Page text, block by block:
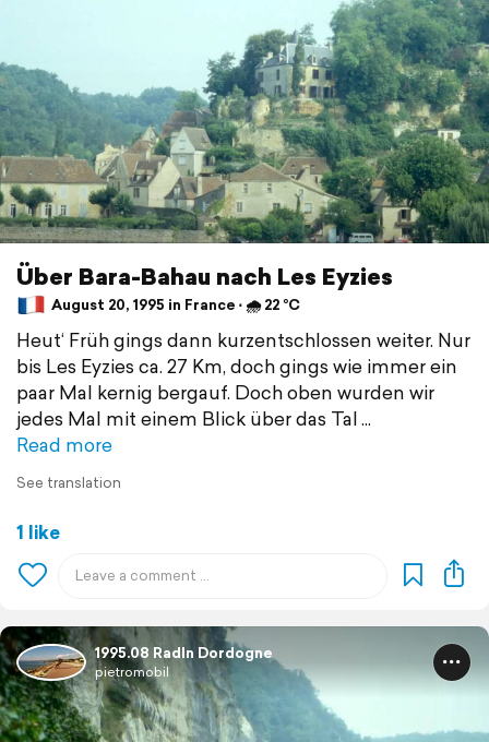
Über Bara-Bahau nach Les Eyzies
August 20, 1995 in France ⋅ 🌧 22 °C
Heut‘ Früh gings dann kurzentschlossen weiter. Nur
bis Les Eyzies ca. 27 Km, doch gings wie immer ein
paar Mal kernig bergauf. Doch oben wurden wir
jedes Mal mit einem Blick über das Tal
Read more
See translation
1 like
1995.08 Radln Dordogne
pietromobil